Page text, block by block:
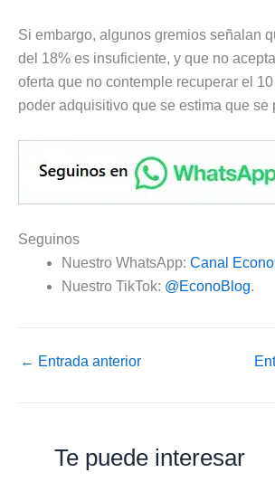
Si embargo, algunos gremios señalan
del 18% es insuficiente, y que no
oferta que no contemple recuperar el 10
poder adquisitivo que se estima que se
Seguinos
Nuestro WhatsApp: Canal
Nuestro TikTok: @EconoBlog.
← Entrada anterior
Te puede interesar